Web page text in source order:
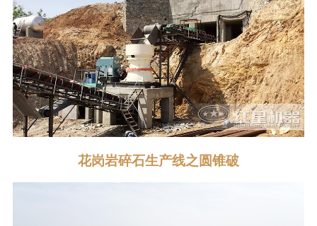
花岗岩碎石生产线之圆锥破